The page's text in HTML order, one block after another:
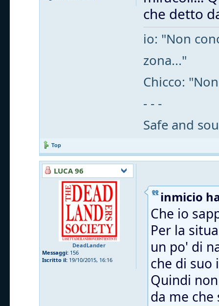
che detto
io: "Non
zona..."
Chicco:
- - -
Safe and
Top
LUCA 96
DeadLander
Messaggi: 156
Iscritto il: 19/10/2015, 16:16
inmicio
Che io
Per la
un po' di
che di suo
Quindi
da me